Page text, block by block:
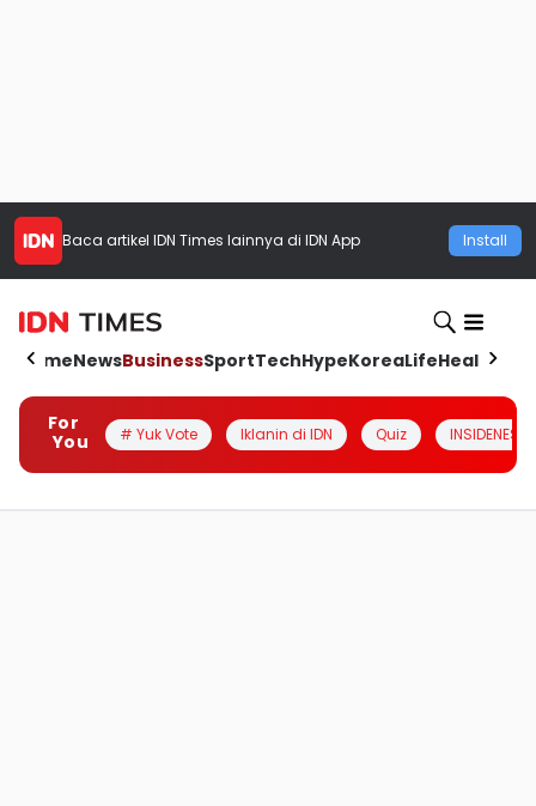
Baca artikel IDN Times lainnya di IDN App Install
HomeNewsBusinessSportTechHypeKoreaLifeHealth
For
You
# Yuk Vote Iklanin di IDN Quiz INSIDENESIA